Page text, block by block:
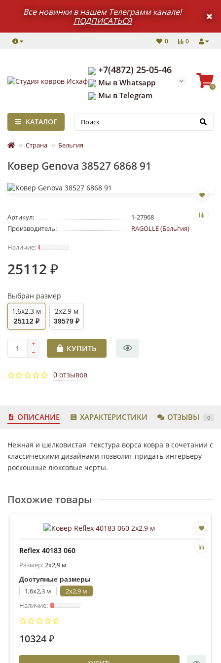
Все новинки в нашем Телеграмм канале!
ПОДПИСАТЬСЯ
0
0
+7(4872) 25-05-46
Мы в Whatsapp
Мы в Telegram
0
КАТАЛОГ
Страна Бельгия
Ковер Genova 38527 6868 91
Артикул:
1-27968
Производитель:
RAGOLLE (Бельгия)
25112 ₽
Выбран размер
1,6x2,3 м
25112 ₽
2x2,9 м
39579 ₽
КУПИТЬ
0 отзывов
ОПИСАНИЕ ХАРАКТЕРИСТИКИ ОТЗЫВЫ 0
Нежная и шелковистая текстура ворса ковра в сочетании с
классическими дизайнами позволит придать интерьеру
роскошные люксовые черты.
Похожие товары
Reflex 40183 060
Размер:2x2,9 м
Доступные размеры
1,6x2,3 м 2x2,9 м
10324 ₽